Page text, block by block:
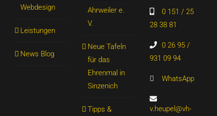
Webdesign
Leistungen
News Blog
Ahrweiler e.
V.
Neue Tafeln
für das
Ehrenmal in
Sinzenich
Tipps &
0 151 / 25
28 38 81
0 26 95 /
931 09 94
WhatsApp
v.heupel@vh-